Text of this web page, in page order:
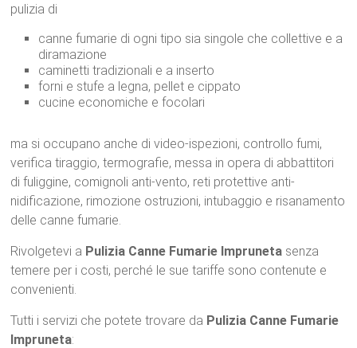
pulizia di
canne fumarie di ogni tipo sia singole che collettive e a
diramazione
caminetti tradizionali e a inserto
forni e stufe a legna, pellet e cippato
cucine economiche e focolari
ma si occupano anche di video-ispezioni, controllo fumi,
verifica tiraggio, termografie, messa in opera di abbattitori
di fuliggine, comignoli anti-vento, reti protettive anti-
nidificazione, rimozione ostruzioni, intubaggio e risanamento
delle canne fumarie.
Rivolgetevi a Pulizia Canne Fumarie Impruneta senza
temere per i costi, perché le sue tariffe sono contenute e
convenienti.
Tutti i servizi che potete trovare da Pulizia Canne Fumarie
Impruneta: